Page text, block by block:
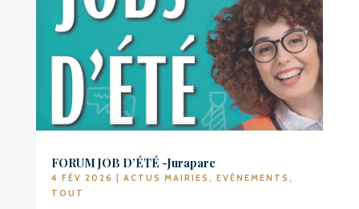
FORUM JOB D’ÉTÉ -Juraparc
4 FÉV 2026 ACTUS MAIRIES , EVÉNEMENTS ,
TOUT